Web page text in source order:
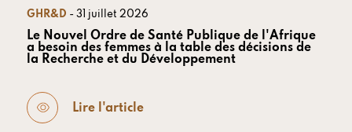
GHR&D - 31 juillet 2026
Le Nouvel Ordre de Santé Publique de l'Afrique
a besoin des femmes à la table des décisions de
la Recherche et du Développement
Lire l'article